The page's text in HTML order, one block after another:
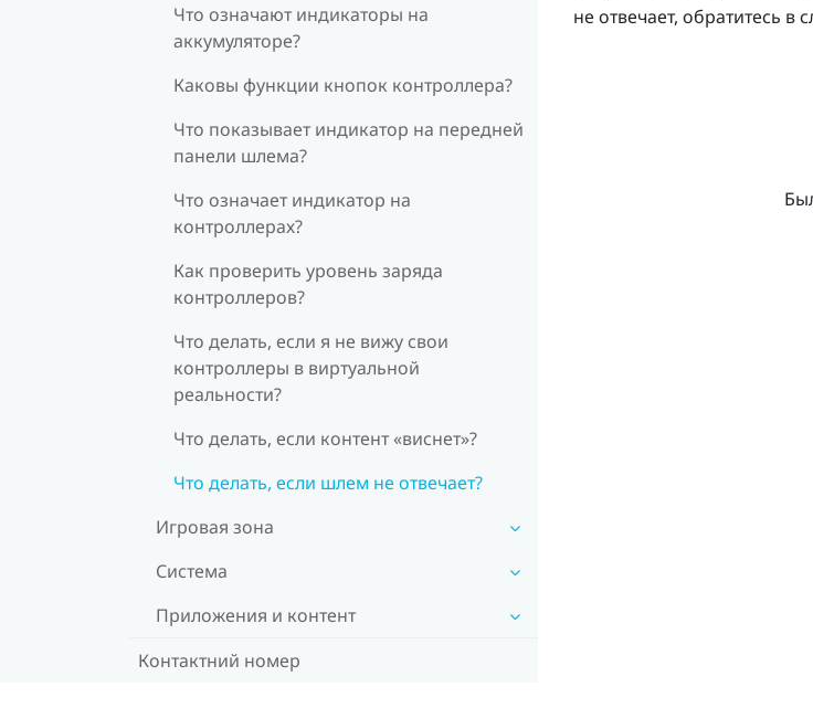
Что означают индикаторы на
аккумуляторе?
Каковы функции кнопок контроллера?
Что показывает индикатор на передней
панели шлема?
Что означает индикатор на
контроллерах?
Как проверить уровень заряда
контроллеров?
Что делать, если я не вижу свои
контроллеры в виртуальной
реальности?
Что делать, если контент «виснет»?
Что делать, если шлем не отвечает?
Игровая зона
Система
Приложения и контент
Контактний номер
не отвечает, обратитесь